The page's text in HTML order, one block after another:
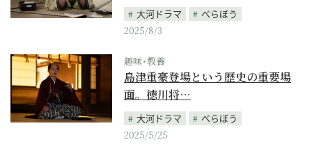
大河ドラマ
べらぼう
2025/8/3
趣味･教養
島津重豪登場という歴史の重要場
面。徳川将…
大河ドラマ
べらぼう
2025/5/25